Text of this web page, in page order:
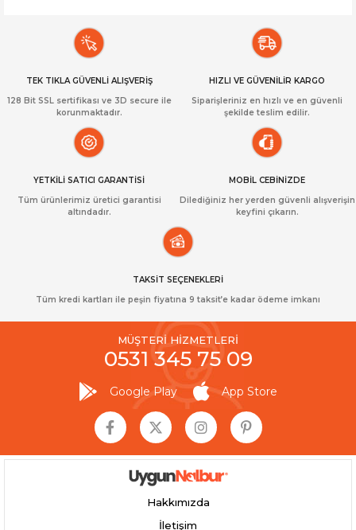
TEK TIKLA GÜVENLİ ALIŞVERİŞ
128 Bit SSL sertifikası ve 3D secure ile
korunmaktadır.
HIZLI VE GÜVENİLİR KARGO
Siparişleriniz en hızlı ve en güvenli
şekilde teslim edilir.
YETKİLİ SATICI GARANTİSİ
Tüm ürünlerimiz üretici garantisi
altındadır.
MOBİL CEBİNİZDE
Dilediğiniz her yerden güvenli alışverişin
keyfini çıkarın.
TAKSİT SEÇENEKLERİ
Tüm kredi kartları ile peşin fiyatına 9 taksit’e kadar ödeme imkanı
MÜŞTERİ HİZMETLERİ
0531 345 75 09
Google Play App Store
Hakkımızda
İletişim